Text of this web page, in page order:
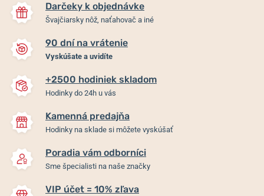
Casio ECB-900DB-1BER
Skladom
199 €
Darčeky k objednávke
Švajčiarsky nôž, naťahovač a iné
90 dní na vrátenie
Vyskúšate a uvidíte
+2500 hodiniek skladom
Hodinky do 24h u vás
Kamenná predajňa
Hodinky na sklade si môžete vyskúšať
Poradia vám odborníci
Sme špecialisti na naše značky
VIP účet = 10% zľava